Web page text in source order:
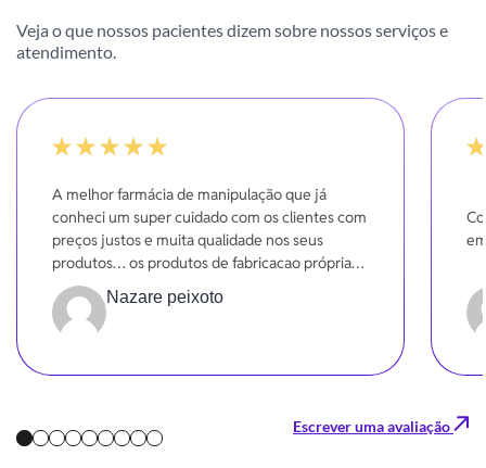
Veja o que nossos pacientes dizem sobre nossos serviços e
atendimento.
A melhor farmácia de manipulação que já
conheci um super cuidado com os clientes com
preços justos e muita qualidade nos seus
produtos… os produtos de fabricacao própria
sao maravilhosos.. eu amo
Nazare peixoto
Escrever uma avaliação